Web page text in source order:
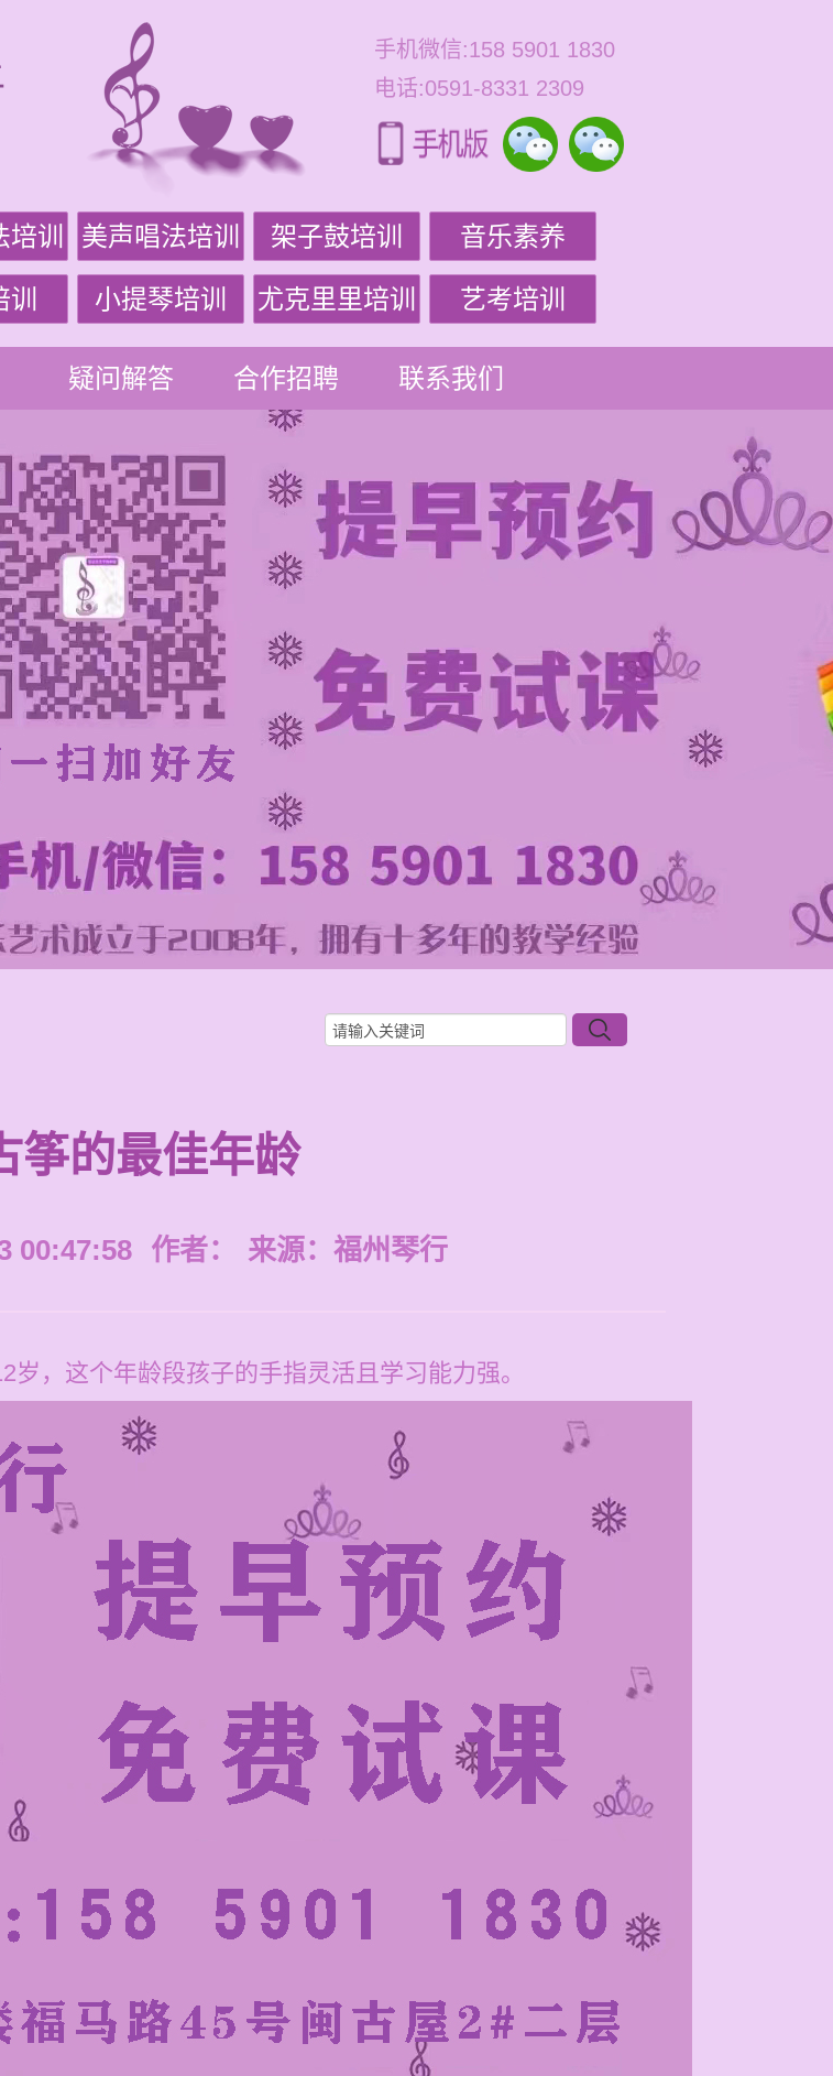
手机微信:158 5901 1830
电话:0591-8331 2309
训 美声唱法培训 架子鼓培训 音乐素养
小提琴培训 尤克里里培训 艺考培训
疑问解答 合作招聘 联系我们
筝的最佳年龄
00:47:58 作者： 来源： 福州琴行
，这个年龄段孩子的手指灵活且学习能力强。